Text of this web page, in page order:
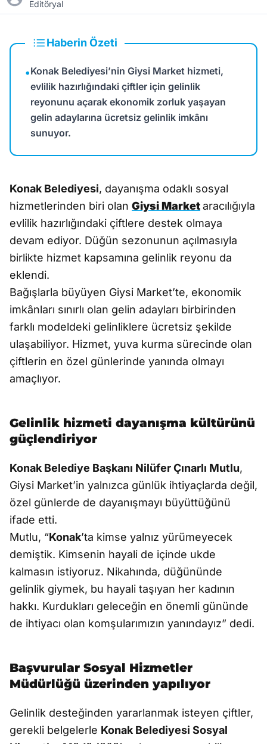
Editöryal
Haberin Özeti
•Konak Belediyesi’nin Giysi Market hizmeti,
evlilik hazırlığındaki çiftler için gelinlik
reyonunu açarak ekonomik zorluk yaşayan
gelin adaylarına ücretsiz gelinlik imkânı
sunuyor.
Konak Belediyesi, dayanışma odaklı sosyal
hizmetlerinden biri olan Giysi Marketaracılığıyla
evlilik hazırlığındaki çiftlere destek olmaya
devam ediyor. Düğün sezonunun açılmasıyla
birlikte hizmet kapsamına gelinlik reyonu da
eklendi.
Bağışlarla büyüyen Giysi Market’te, ekonomik
imkânları sınırlı olan gelin adayları birbirinden
farklı modeldeki gelinliklere ücretsiz şekilde
ulaşabiliyor. Hizmet, yuva kurma sürecinde olan
çiftlerin en özel günlerinde yanında olmayı
amaçlıyor.
Gelinlik hizmeti dayanışma kültürünü
güçlendiriyor
Konak Belediye Başkanı Nilüfer Çınarlı Mutlu,
Giysi Market’in yalnızca günlük ihtiyaçlarda değil,
özel günlerde de dayanışmayı büyüttüğünü
ifade etti.
Mutlu, “Konak’ta kimse yalnız yürümeyecek
demiştik. Kimsenin hayali de içinde ukde
kalmasın istiyoruz. Nikahında, düğününde
gelinlik giymek, bu hayali taşıyan her kadının
hakkı. Kurdukları geleceğin en önemli gününde
de ihtiyacı olan komşularımızın yanındayız” dedi.
Başvurular Sosyal Hizmetler
Müdürlüğü üzerinden yapılıyor
Gelinlik desteğinden yararlanmak isteyen çiftler,
gerekli belgelerle Konak Belediyesi Sosyal